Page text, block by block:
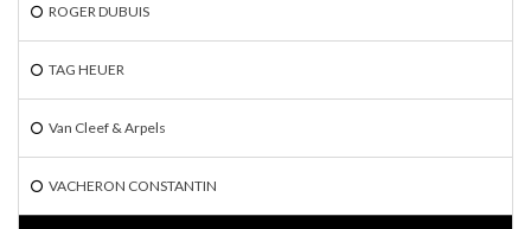
ROGER DUBUIS
TAG HEUER
Van Cleef & Arpels
VACHERON CONSTANTIN